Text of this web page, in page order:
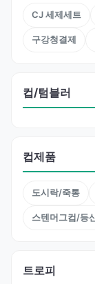
CJ 세제세트
구강청결제
컵/텀블러
컵제품
도시락/죽통
스텐머그컵/등
트로피